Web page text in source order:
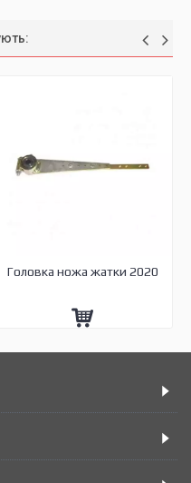
Головка ножа жатки 2020